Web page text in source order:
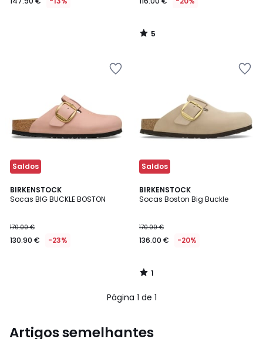
5
/
Saldos
BIRKENSTOCK
Socas BIG BUCKLE BOSTON
170.00 €
130.90 € -23%
Saldos
BIRKENSTOCK
Socas Boston Big Buckle
170.00 €
136.00 € -20%
1
/
1
/
Página 1 de 1
Artigos semelhantes